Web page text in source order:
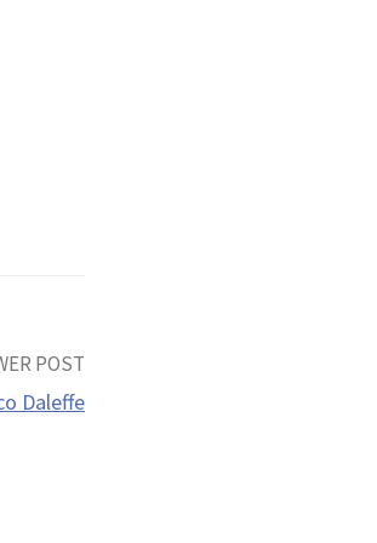
POST
Daleffe